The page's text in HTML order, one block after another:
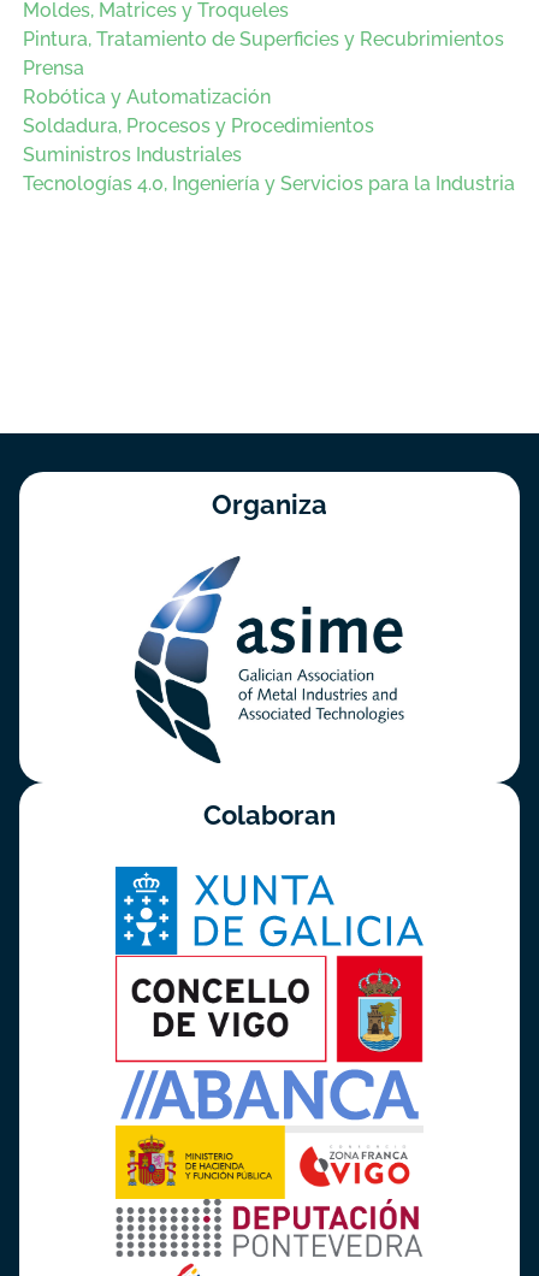
Moldes, Matrices y Troqueles
Pintura, Tratamiento de Superficies y Recubrimientos
Prensa
Robótica y Automatización
Soldadura, Procesos y Procedimientos
Suministros Industriales
Tecnologías 4.0, Ingeniería y Servicios para la Industria
Organiza
Colaboran